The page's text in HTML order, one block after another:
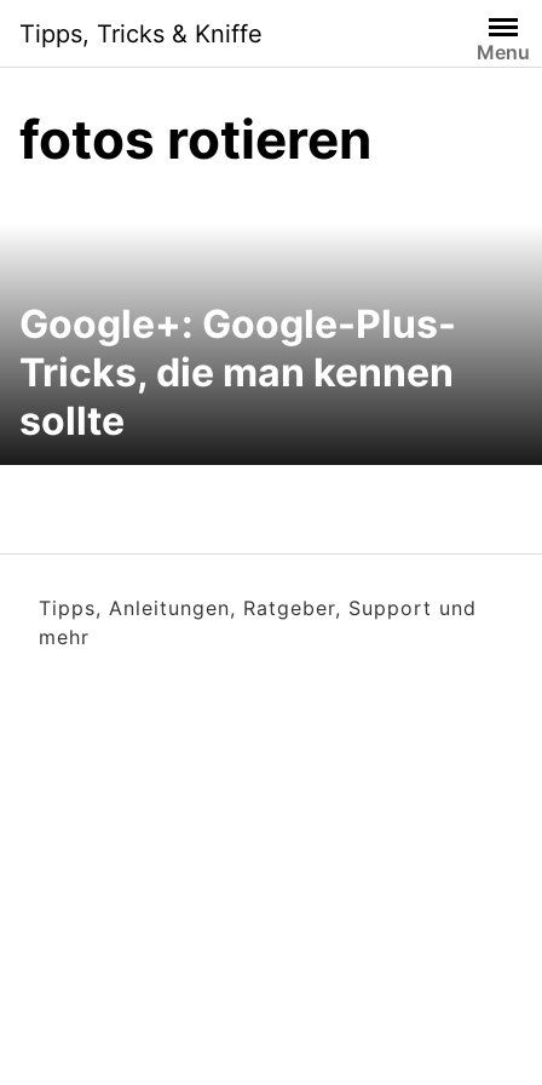
content
Tipps, Tricks & Kniffe
Menu
fotos rotieren
Google+: Google-Plus-
Tricks, die man kennen
sollte
Tipps, Anleitungen, Ratgeber, Support und
mehr